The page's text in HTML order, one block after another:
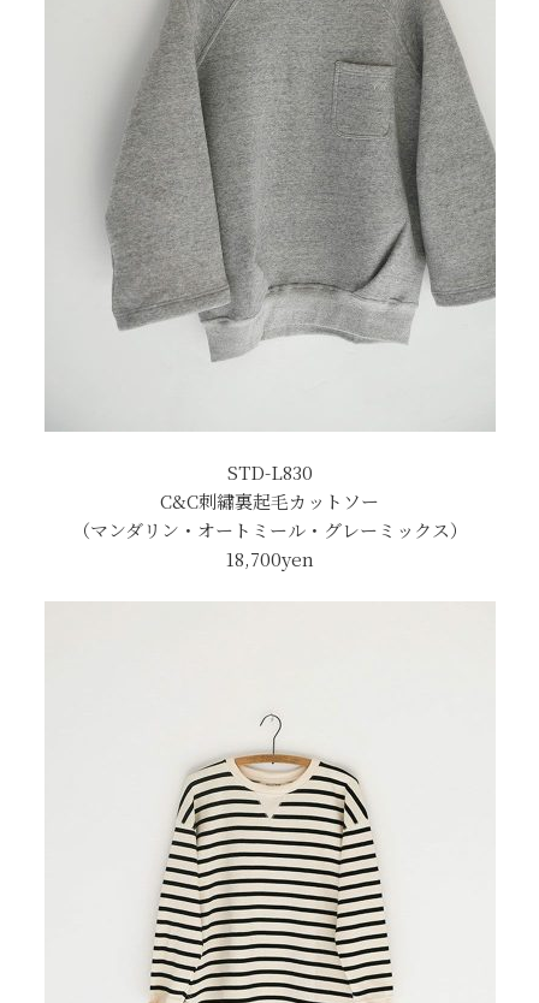
STD-L830
C&C刺繡裏起毛カットソー
（マンダリン・オートミール・グレーミックス）
18,700yen